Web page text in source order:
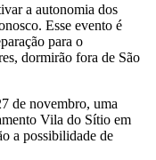
a autonomia dos
Esse evento é
para o
dormirão fora de São
de novembro, uma
Vila do Sítio em
a possibilidade de